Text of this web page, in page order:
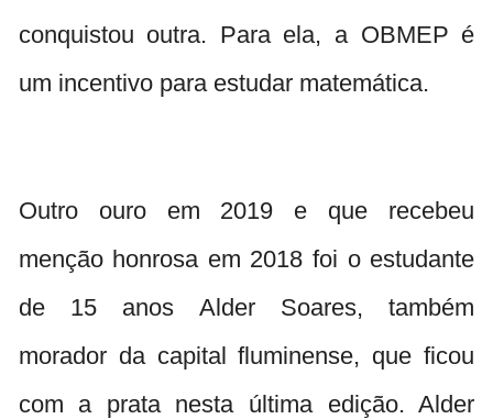
conquistou outra. Para ela, a OBMEP é
um incentivo para estudar matemática.
Outro ouro em 2019 e que recebeu
menção honrosa em 2018 foi o estudante
de 15 anos Alder Soares, também
morador da capital fluminense, que ficou
com a prata nesta última edição. Alder